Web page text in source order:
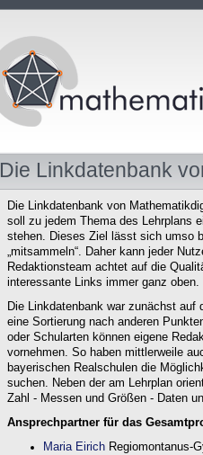
Die Linkdatenbank
Die Linkdatenbank von
soll zu jedem Thema des Lehrplans
stehen. Dieses Ziel lässt sich umso
„mitsammeln“. Daher kann jeder
Redaktionsteam achtet auf die
interessante Links immer ganz oben.
Die Linkdatenbank war zunächst
eine Sortierung nach anderen
oder Schularten können eigene
vornehmen. So haben mittlerweile
bayerischen Realschulen die
suchen. Neben der am Lehrplan
Zahl - Messen und Größen - Daten
Ansprechpartner für das
Maria Eirich Regiomontanus-